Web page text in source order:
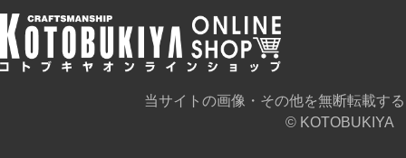
※イメージ画像です。実際の商品と
当サイトの画像・その他を無断転載す
© KOTOBUKIYA